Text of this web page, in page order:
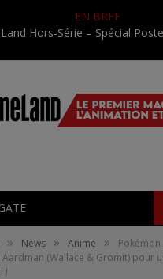
EN BREF
» News » Anime »
Pokémon
(Wallace & Gromit) pour
!